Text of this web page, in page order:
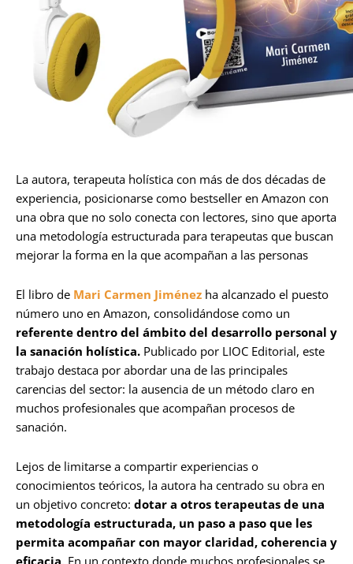
La autora, terapeuta holística con más de dos décadas de
experiencia, posicionarse como bestseller en Amazon con
una obra que no solo conecta con lectores, sino que aporta
una metodología estructurada para terapeutas que buscan
mejorar la forma en la que acompañan a las personas
El libro de Mari Carmen Jiménez ha alcanzado el puesto
número uno en Amazon, consolidándose como un
referente dentro del ámbito del desarrollo personal y
la sanación holística. Publicado por LIOC Editorial, este
trabajo destaca por abordar una de las principales
carencias del sector: la ausencia de un método claro en
muchos profesionales que acompañan procesos de
sanación.
Lejos de limitarse a compartir experiencias o
conocimientos teóricos, la autora ha centrado su obra en
un objetivo concreto: dotar a otros terapeutas de una
metodología estructurada, un paso a paso que les
permita acompañar con mayor claridad, coherencia y
eficacia. En un contexto donde muchos profesionales se